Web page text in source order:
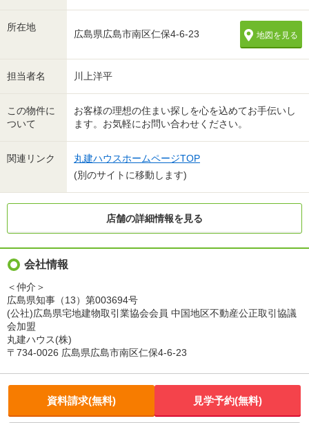
所在地
広島県広島市南区仁保4-6-23 地図を見る
担当者名 川上洋平
この物件に
ついて
お客様の理想の住まい探しを心を込めてお手伝いし
ます。お気軽にお問い合わせください。
関連リンク
丸建ハウスホームページTOP
(別のサイトに移動します)
店舗の詳細情報を見る
会社情報
＜仲介＞
広島県知事（13）第003694号
(公社)広島県宅地建物取引業協会会員 中国地区不動産公正取引協議
会加盟
丸建ハウス(株)
〒734-0026 広島県広島市南区仁保4-6-23
資料請求(無料) 見学予約(無料)